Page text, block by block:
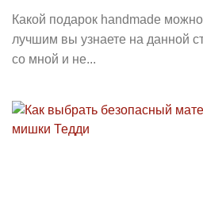
Какой подарок handmade
лучшим вы узнаете на данной
со мной и не...